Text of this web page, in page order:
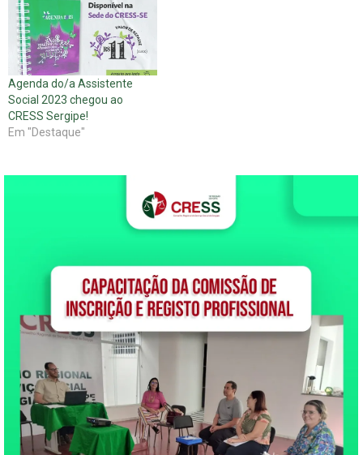
Agenda do/a Assistente
Social 2023 chegou ao
CRESS Sergipe!
Em "Destaque"